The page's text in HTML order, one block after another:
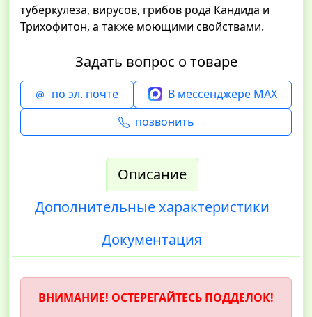
туберкулеза, вирусов, грибов рода Кандида и
Трихофитон, а также моющими свойствами.
Задать вопрос о товаре
по эл. почте
В мессенджере MAX
позвонить
Описание
Дополнительные характеристики
Документация
ВНИМАНИЕ! ОСТЕРЕГАЙТЕСЬ ПОДДЕЛОК!